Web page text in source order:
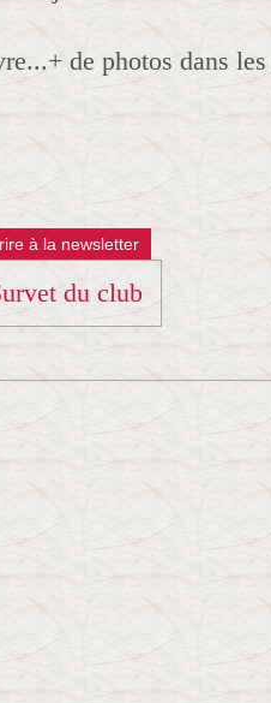
de photos dans
à la newsletter
du club